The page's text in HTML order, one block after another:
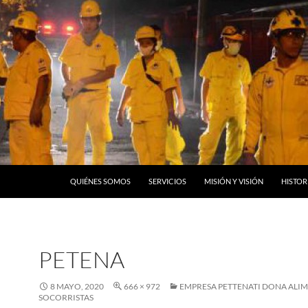
QUIÉNES SOMOS SERVICIOS MISIÓN Y VISIÓN
PETENA
8 MAYO, 2020 666 × 972
EMPRESA PETTENATI DONA
SOCORRISTAS